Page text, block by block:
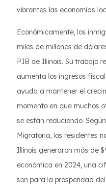
vibrantes las economías
Económicamente, los
miles de millones de
PIB de Illinois. Su trabajo
aumenta los ingresos
ayuda a mantener el
momento en que muchos
se están reduciendo.
Migratoria, los residentes
Illinois generaron más de
económica en 2024, una
son para la prosperidad